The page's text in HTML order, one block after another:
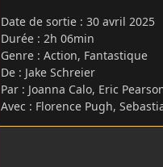
Date de sortie : 30 avril 2025
Durée : 2h 06min
Genre : Action, Fantastique
De : Jake Schreier
Par : Joanna Calo, Eric
Avec : Florence Pugh,